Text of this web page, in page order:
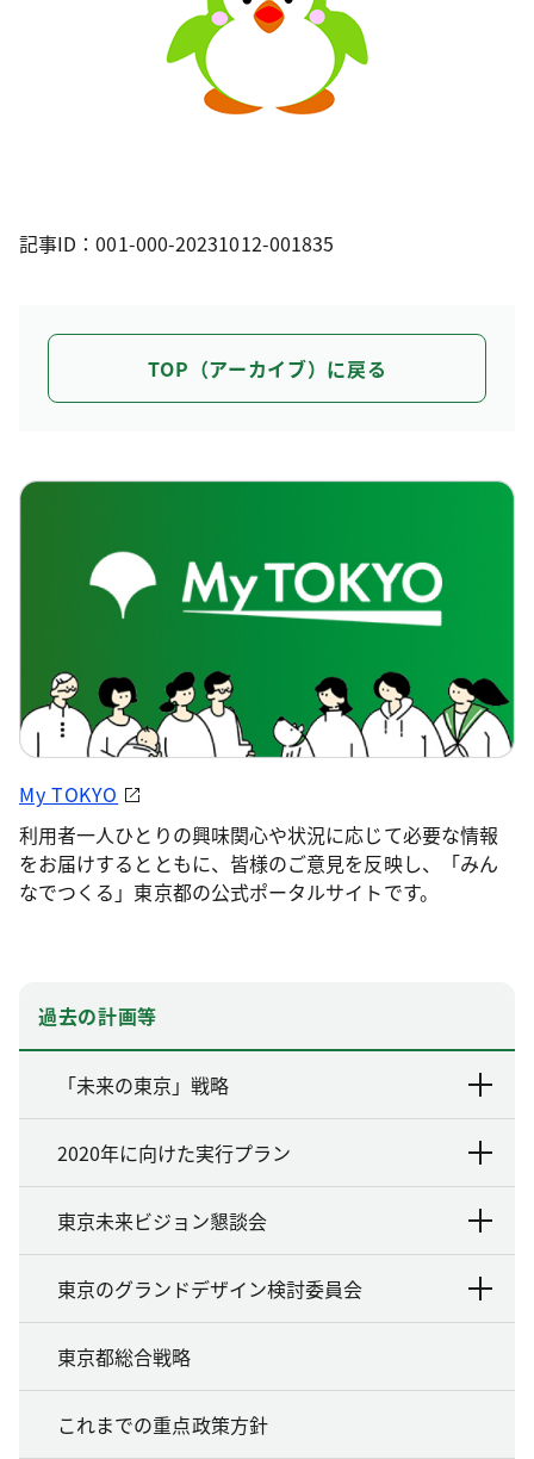
記事ID：001-000-20231012-001835
TOP（アーカイブ）に戻る
My TOKYO
利用者一人ひとりの興味関心や状況に応じて必要な情報
をお届けするとともに、皆様のご意見を反映し、「みん
なでつくる」東京都の公式ポータルサイトです。
過去の計画等
「未来の東京」戦略
2020年に向けた実行プラン
東京未来ビジョン懇談会
東京のグランドデザイン検討委員会
東京都総合戦略
これまでの重点政策方針